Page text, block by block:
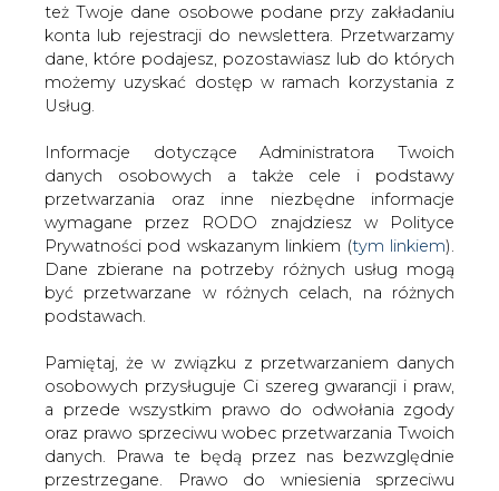
też Twoje dane osobowe podane przy zakładaniu
konta lub rejestracji do newslettera. Przetwarzamy
dane, które podajesz, pozostawiasz lub do których
możemy uzyskać dostęp w ramach korzystania z
Usług.
Informacje dotyczące Administratora Twoich
danych osobowych a także cele i podstawy
przetwarzania oraz inne niezbędne informacje
wymagane przez RODO znajdziesz w Polityce
Prywatności pod wskazanym linkiem (tym linkiem).
Dane zbierane na potrzeby różnych usług mogą
być przetwarzane w różnych celach, na różnych
podstawach.
Pamiętaj, że w związku z przetwarzaniem danych
osobowych przysługuje Ci szereg gwarancji i praw,
a przede wszystkim prawo do odwołania zgody
oraz prawo sprzeciwu wobec przetwarzania Twoich
danych. Prawa te będą przez nas bezwzględnie
przestrzegane. Prawo do wniesienia sprzeciwu
Strona główna HANDEL EMISJAMI CO2
Analiza
tygodniowa rynku uprawnień do emisji dwutlenku
węgla (29.06-03.07)
drukuj
skomentuj
udostępnij
Analiza tygodniowa rynku